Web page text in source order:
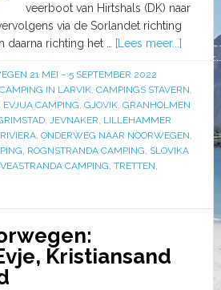
veerboot van Hirtshals (DK) naar
via de Sorlandet richting
daarna richting het …
[Lees meer...]
21 MEI – 5 SEPTEMBER 2022
CAMPING IN LARVIK, CAMPINGS STAVERN,
EVJUA CAMPING, GJOVIK, GRANHOLMEN
, JEVNAKER, LILLEHAMMER
, ONDERWEG NAAR NOORWEGEN,
, ROGNSTRANDA CAMPING, SLOVIKA
CAMPING, TRETTEN,
Kristiansand